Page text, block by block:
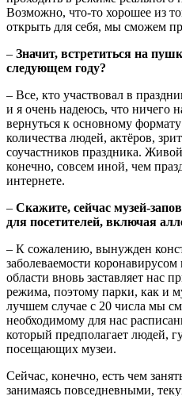
Возможно, что-то хорошее из
открыть для себя, мы сможем
– Значит, встретиться на
следующем году?
– Все, кто участвовал в
и я очень надеюсь, что ничего
вернуться к основному
количества людей, актёров,
соучастников праздника.
конечно, совсем иной, чем
интернете.
– Скажите, сейчас музей-
для посетителей, включая
– К сожалению, вынужден
заболеваемости
области вновь заставляет нас
режима, поэтому парки, как и
лучшем случае с 20 числа мы
необходимому для нас
который предполагает людей,
посещающих музеи.
Сейчас, конечно, есть чем
занимаясь повседневными,